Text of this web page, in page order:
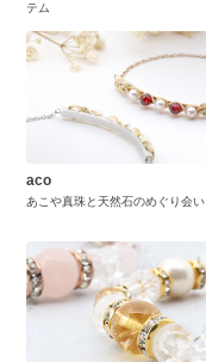
テム
aco
あこや真珠と天然石のめぐり会い